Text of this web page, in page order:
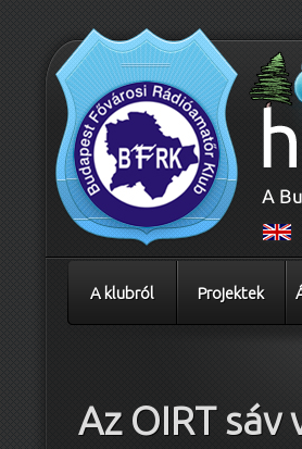
A klubról Projektek
Az OIRT sáv